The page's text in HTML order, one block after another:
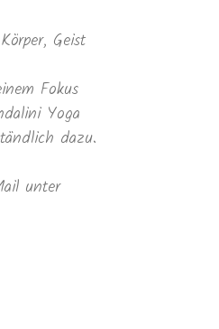
Geist
Fokus
Yoga
dazu.
unter